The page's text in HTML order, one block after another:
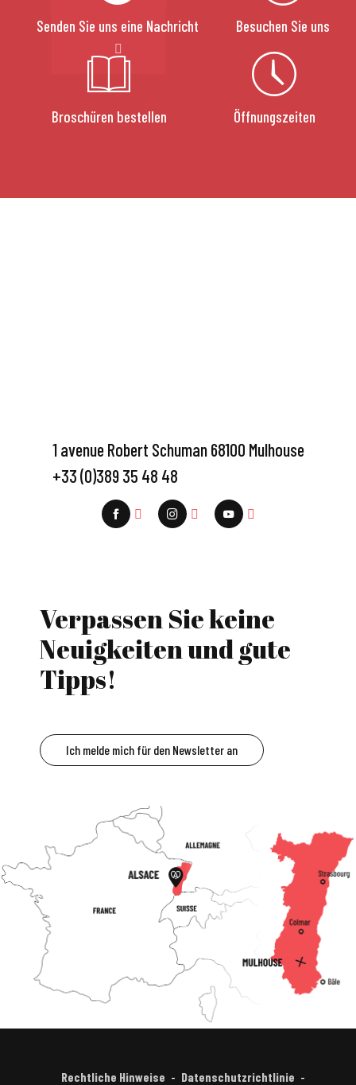
Senden Sie uns eine Nachricht Besuchen Sie uns
Broschüren bestellen Öffnungszeiten
1 avenue Robert Schuman 68100 Mulhouse
+33 (0)389 35 48 48
Verpassen Sie keine
Neuigkeiten und gute
Tipps!
Ich melde mich für den Newsletter an
Rechtliche Hinweise Datenschutzrichtlinie